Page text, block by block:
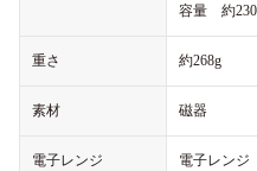
容量 約
重さ 約268g
素材 磁器
電子レンジ
電子レン